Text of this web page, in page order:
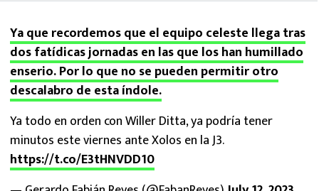
Ya que recordemos que el equipo celeste llega tras
dos fatídicas jornadas en las que los han humillado
enserio. Por lo que no se pueden permitir otro
descalabro de esta índole.
Ya todo en orden con Willer Ditta, ya podría tener
minutos este viernes ante Xolos en la J3.
https://t.co/E3tHNVDD10